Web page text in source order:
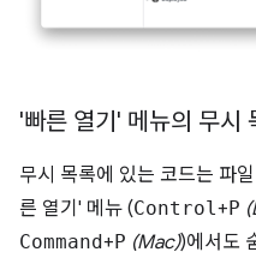
'빠른 열기' 메뉴의 무시
무시 목록에 있는 코드는 파
른 열기' 메뉴 (Control +P
Command+P (Mac))에서도